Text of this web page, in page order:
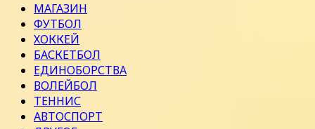
МАГАЗИН
ФУТБОЛ
ХОККЕЙ
БАСКЕТБОЛ
ЕДИНОБОРСТВА
ВОЛЕЙБОЛ
ТЕННИС
АВТОСПОРТ